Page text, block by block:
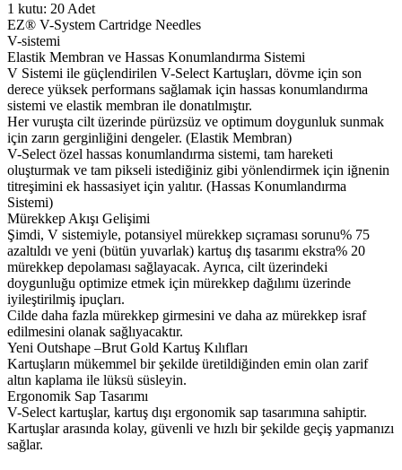
1 kutu: 20 Adet
EZ® V-System Cartridge Needles
V-sistemi
Elastik Membran ve Hassas Konumlandırma Sistemi
V Sistemi ile güçlendirilen V-Select Kartuşları, dövme için son
derece yüksek performans sağlamak için hassas konumlandırma
sistemi ve elastik membran ile donatılmıştır.
Her vuruşta cilt üzerinde pürüzsüz ve optimum doygunluk sunmak
için zarın gerginliğini dengeler. (Elastik Membran)
V-Select özel hassas konumlandırma sistemi, tam hareketi
oluşturmak ve tam pikseli istediğiniz gibi yönlendirmek için iğnenin
titreşimini ek hassasiyet için yalıtır. (Hassas Konumlandırma
Sistemi)
Mürekkep Akışı Gelişimi
Şimdi, V sistemiyle, potansiyel mürekkep sıçraması sorunu% 75
azaltıldı ve yeni (bütün yuvarlak) kartuş dış tasarımı ekstra% 20
mürekkep depolaması sağlayacak. Ayrıca, cilt üzerindeki
doygunluğu optimize etmek için mürekkep dağılımı üzerinde
iyileştirilmiş ipuçları.
Cilde daha fazla mürekkep girmesini ve daha az mürekkep israf
edilmesini olanak sağlıyacaktır.
Yeni Outshape –Brut Gold Kartuş Kılıfları
Kartuşların mükemmel bir şekilde üretildiğinden emin olan zarif
altın kaplama ile lüksü süsleyin.
Ergonomik Sap Tasarımı
V-Select kartuşlar, kartuş dışı ergonomik sap tasarımına sahiptir.
Kartuşlar arasında kolay, güvenli ve hızlı bir şekilde geçiş yapmanızı
sağlar.